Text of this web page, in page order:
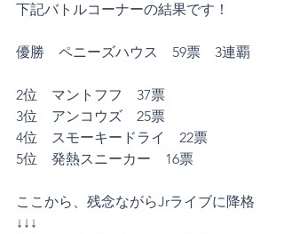
下記バトルコーナーの結果です！
優勝　ペニーズハウス　59票　3連覇
2位　マントフフ　37票
3位　アンコウズ　25票
4位　スモーキードライ　22票
5位　発熱スニーカー　16票
ここから、残念ながらJrライブに降格
↓↓↓